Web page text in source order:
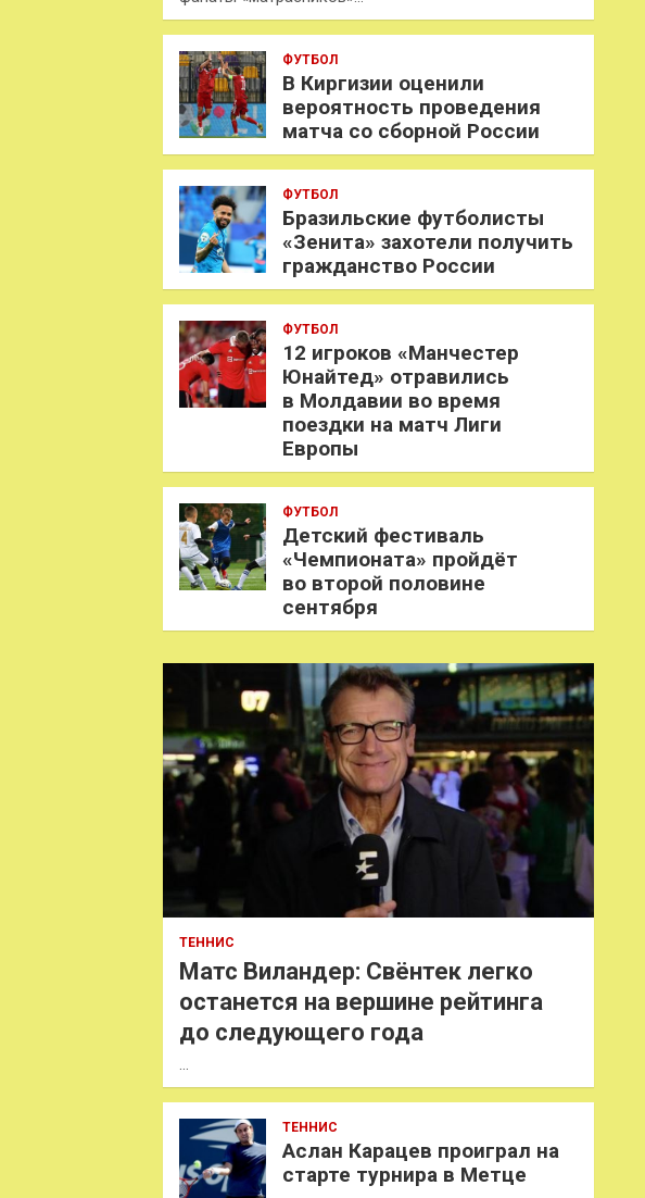
ФУТБОЛ
В Киргизии оценили
вероятность проведения
матча со сборной России
ФУТБОЛ
Бразильские футболисты
«Зенита» захотели получить
гражданство России
ФУТБОЛ
12 игроков «Манчестер
Юнайтед» отравились
в Молдавии во время
поездки на матч Лиги
Европы
ФУТБОЛ
Детский фестиваль
«Чемпионата» пройдёт
во второй половине
сентября
ТЕННИС
Матс Виландер: Свёнтек легко
останется на вершине рейтинга
до следующего года
…
ТЕННИС
Аслан Карацев проиграл на
старте турнира в Метце